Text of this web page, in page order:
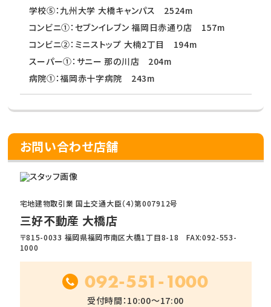
学校⑤：九州大学 大橋キャンパス 2524m
コンビニ①：セブンイレブン 福岡日赤通り店 157m
コンビニ②：ミニストップ 大楠2丁目 194m
スーパー①：サニー 那の川店 204m
病院①：福岡赤十字病院 243m
お問い合わせ店舗
宅地建物取引業 国土交通大臣（4）第007912号
三好不動産 大橋店
〒815-0033 福岡県福岡市南区大橋1丁目8-18 FAX:092-553-
1000
092-551-1000
受付時間：10:00～17:00